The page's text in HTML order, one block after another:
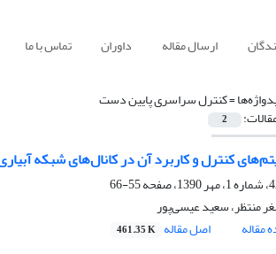
ارسال مقاله داوران تماس با ما
=کنترل سراسری پایین دست
2
کنترل و کاربرد آن در کانال‌های شبکه آبیاری عقیلی: (1) مبانی،
55-66
منتظر، سعید عیسی‌پور
مقاله
اصل مقاله 461.35 K